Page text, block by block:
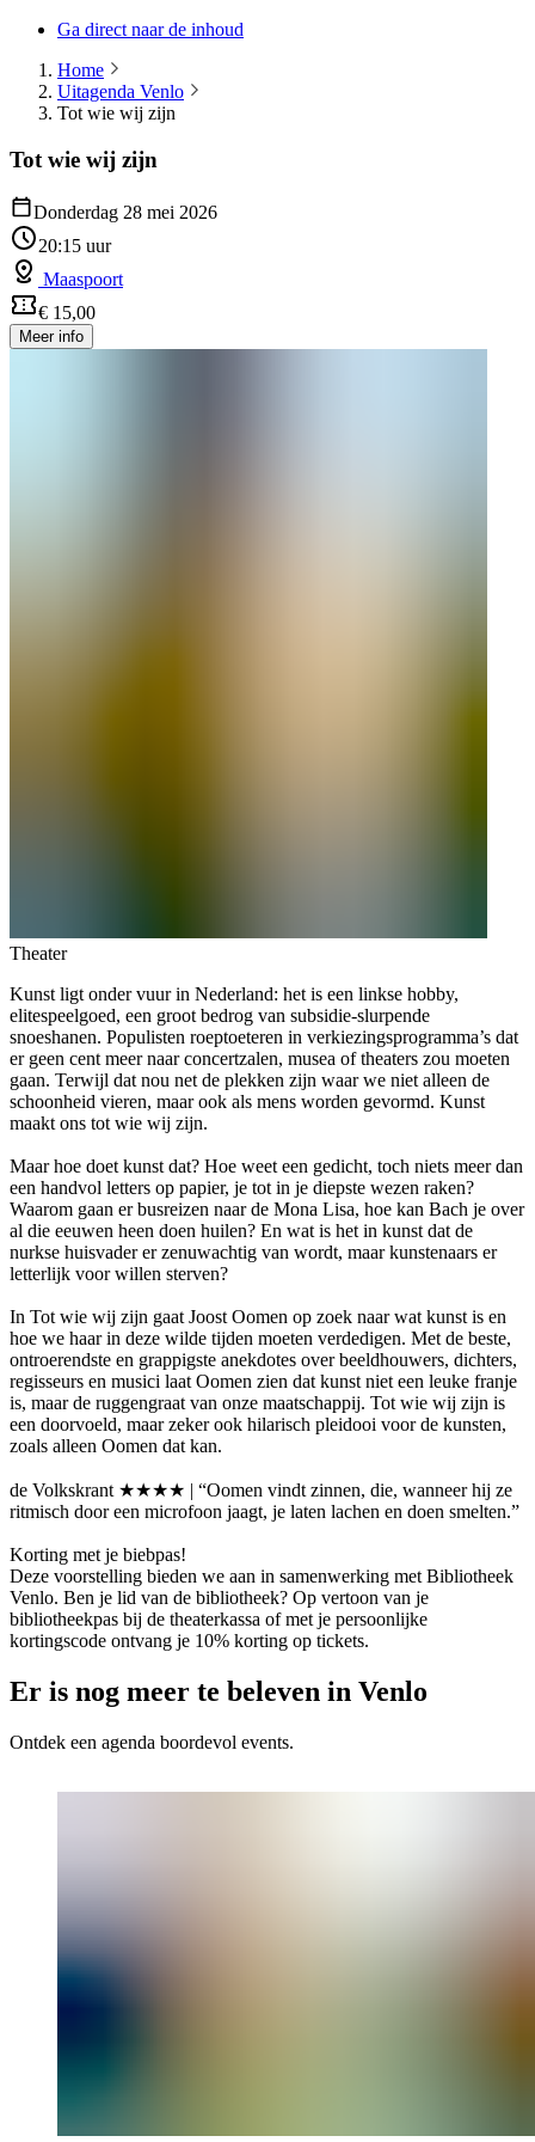
Ga direct naar de inhoud
Home
Uitagenda Venlo
Tot wie wij zijn
Tot wie wij zijn
Donderdag 28 mei 2026
20:15 uur
Maaspoort
€ 15,00
Meer info
Theater
Kunst ligt onder vuur in Nederland: het is een linkse hobby,
elitespeelgoed, een groot bedrog van subsidie-slurpende
snoeshanen. Populisten roeptoeteren in verkiezingsprogramma’s dat
er geen cent meer naar concertzalen, musea of theaters zou moeten
gaan. Terwijl dat nou net de plekken zijn waar we niet alleen de
schoonheid vieren, maar ook als mens worden gevormd. Kunst
maakt ons tot wie wij zijn.
Maar hoe doet kunst dat? Hoe weet een gedicht, toch niets meer dan
een handvol letters op papier, je tot in je diepste wezen raken?
Waarom gaan er busreizen naar de Mona Lisa, hoe kan Bach je over
al die eeuwen heen doen huilen? En wat is het in kunst dat de
nurkse huisvader er zenuwachtig van wordt, maar kunstenaars er
letterlijk voor willen sterven?
In Tot wie wij zijn gaat Joost Oomen op zoek naar wat kunst is en
hoe we haar in deze wilde tijden moeten verdedigen. Met de beste,
ontroerendste en grappigste anekdotes over beeldhouwers, dichters,
regisseurs en musici laat Oomen zien dat kunst niet een leuke franje
is, maar de ruggengraat van onze maatschappij. Tot wie wij zijn is
een doorvoeld, maar zeker ook hilarisch pleidooi voor de kunsten,
zoals alleen Oomen dat kan.
de Volkskrant ★★★★ | “Oomen vindt zinnen, die, wanneer hij ze
ritmisch door een microfoon jaagt, je laten lachen en doen smelten.”
Korting met je biebpas!
Deze voorstelling bieden we aan in samenwerking met Bibliotheek
Venlo. Ben je lid van de bibliotheek? Op vertoon van je
bibliotheekpas bij de theaterkassa of met je persoonlijke
kortingscode ontvang je 10% korting op tickets.
Er is nog meer te beleven in Venlo
Ontdek een agenda boordevol events.